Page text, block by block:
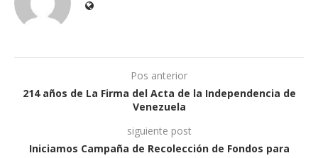
Pos anterior
214 años de La Firma del Acta de la Independencia de
Venezuela
siguiente post
Iniciamos Campaña de Recolección de Fondos para